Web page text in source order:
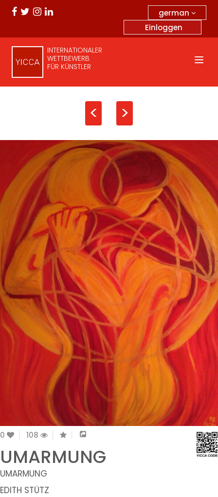
german
Einloggen
INTERNATIONALER
WETTBEWERB
FÜR KÜNSTLER
< >
0 108
UMARMUNG
UMARMUNG
EDITH STÜTZ